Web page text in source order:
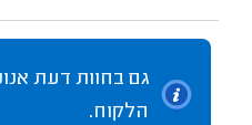
גם בחוות דעת
הלקוח.